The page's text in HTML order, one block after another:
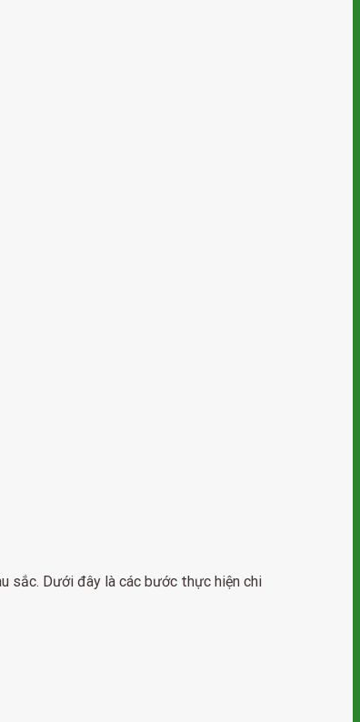
sắc. Dưới đây là các bước thực hiện chi